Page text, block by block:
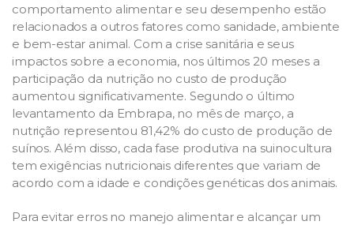
comportamento alimentar e seu desempenho estão
relacionados a outros fatores como sanidade, ambiente
e bem-estar animal. Com a crise sanitária e seus
impactos sobre a economia, nos últimos 20 meses a
participação da nutrição no custo de produção
aumentou significativamente. Segundo o último
levantamento da Embrapa, no mês de março, a
nutrição representou 81,42% do custo de produção de
suínos. Além disso, cada fase produtiva na suinocultura
tem exigências nutricionais diferentes que variam de
acordo com a idade e condições genéticas dos animais.
Para evitar erros no manejo alimentar e alcançar um